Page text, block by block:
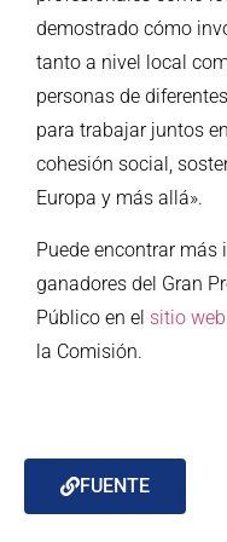
demostrado cómo
tanto a nivel local
personas de
para trabajar juntos
cohesión social,
Europa y más allá».
Puede encontrar
ganadores del Gran
Público en el sitio
la Comisión.
FUENTE